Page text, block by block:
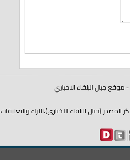
الاخباري)،الاراء والتعليقات